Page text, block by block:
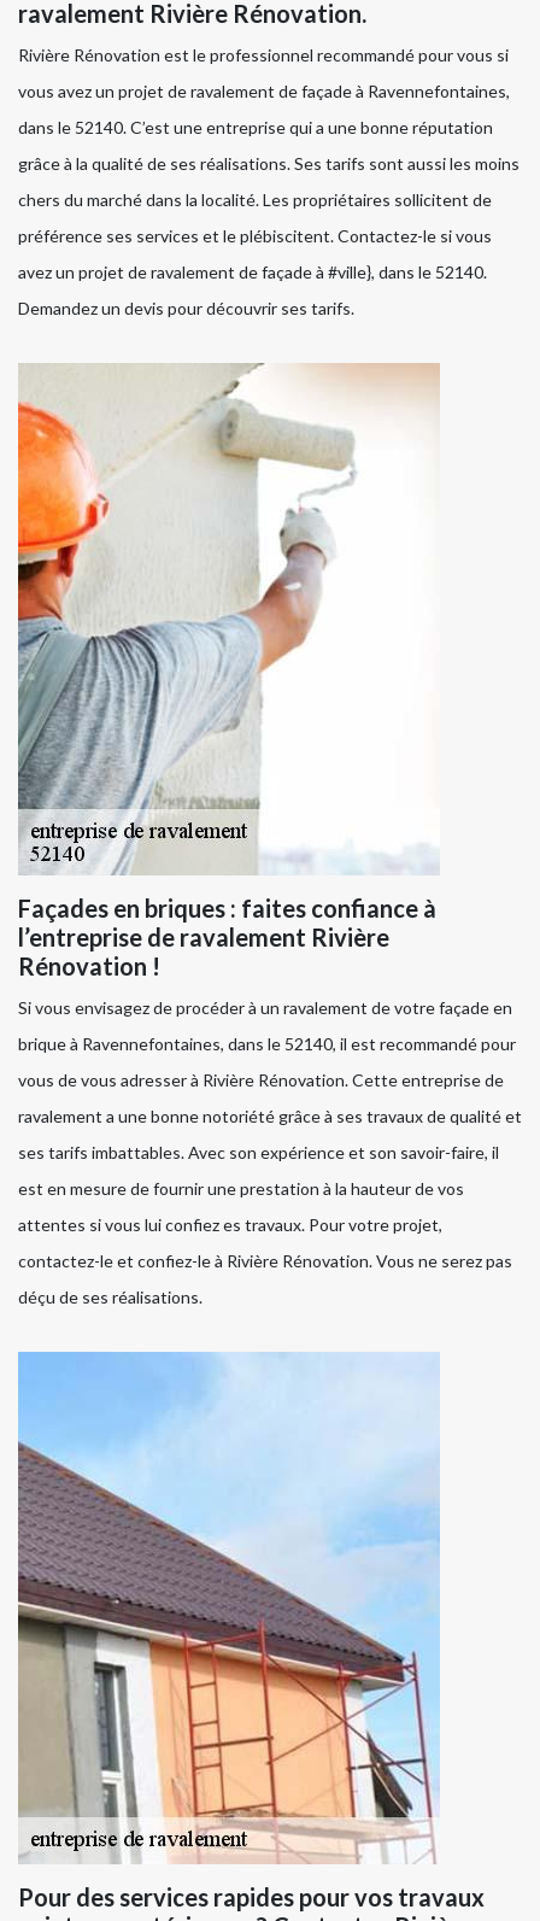
ravalement Rivière Rénovation.
Rivière Rénovation est le professionnel recommandé pour vous si
vous avez un projet de ravalement de façade à Ravennefontaines,
dans le 52140. C’est une entreprise qui a une bonne réputation
grâce à la qualité de ses réalisations. Ses tarifs sont aussi les moins
chers du marché dans la localité. Les propriétaires sollicitent de
préférence ses services et le plébiscitent. Contactez-le si vous
avez un projet de ravalement de façade à #ville}, dans le 52140.
Demandez un devis pour découvrir ses tarifs.
Façades en briques : faites confiance à
l’entreprise de ravalement Rivière
Rénovation !
Si vous envisagez de procéder à un ravalement de votre façade en
brique à Ravennefontaines, dans le 52140, il est recommandé pour
vous de vous adresser à Rivière Rénovation. Cette entreprise de
ravalement a une bonne notoriété grâce à ses travaux de qualité et
ses tarifs imbattables. Avec son expérience et son savoir-faire, il
est en mesure de fournir une prestation à la hauteur de vos
attentes si vous lui confiez es travaux. Pour votre projet,
contactez-le et confiez-le à Rivière Rénovation. Vous ne serez pas
déçu de ses réalisations.
Pour des services rapides pour vos travaux